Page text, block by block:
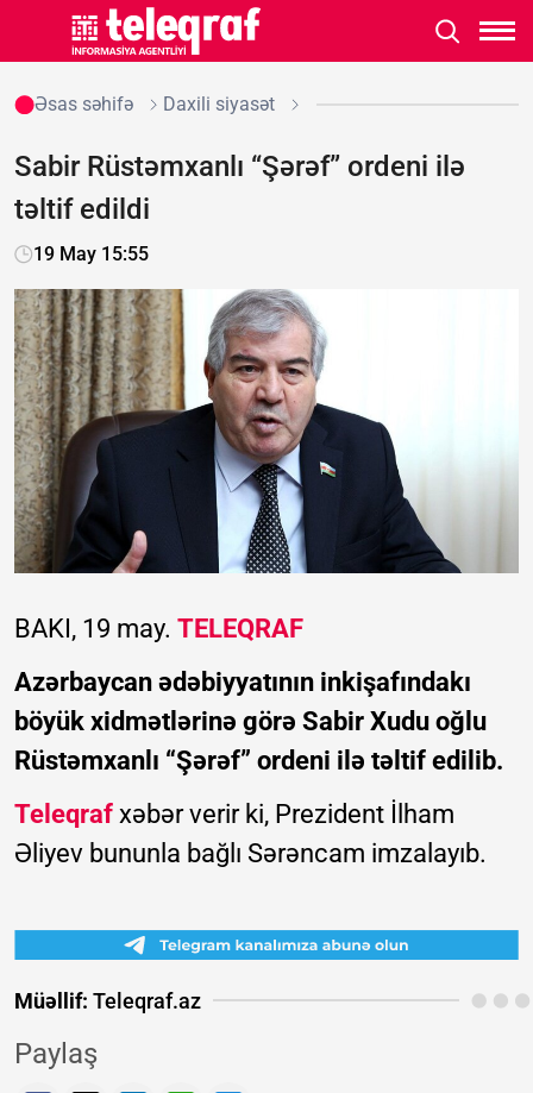
Əsas səhifə Daxili siyasət
Sabir Rüstəmxanlı “Şərəf” ordeni ilə
təltif edildi
19 May 15:55
BAKI, 19 may. TELEQRAF
Azərbaycan ədəbiyyatının inkişafındakı
böyük xidmətlərinə görə Sabir Xudu oğlu
Rüstəmxanlı “Şərəf” ordeni ilə təltif edilib.
Teleqraf xəbər verir ki, Prezident İlham
Əliyev bununla bağlı Sərəncam imzalayıb.
Müəllif: Teleqraf.az
Paylaş